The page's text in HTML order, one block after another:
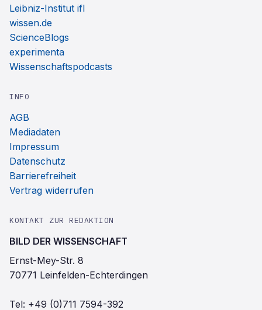
Leibniz-Institut ifl
wissen.de
ScienceBlogs
experimenta
Wissenschaftspodcasts
INFO
AGB
Mediadaten
Impressum
Datenschutz
Barrierefreiheit
Vertrag widerrufen
KONTAKT ZUR REDAKTION
BILD DER WISSENSCHAFT
Ernst-Mey-Str. 8
70771 Leinfelden-Echterdingen
Tel: +49 (0)711 7594-392